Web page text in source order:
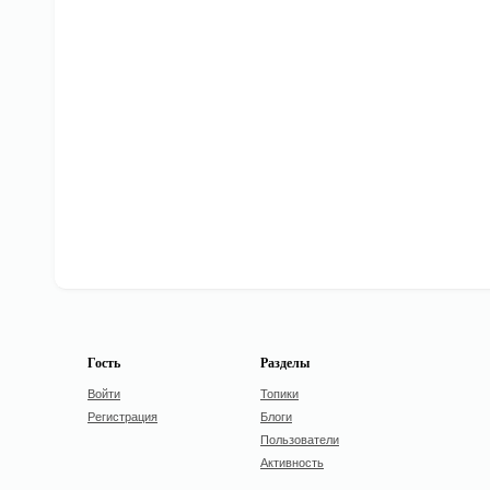
Гость
Войти
Регистрация
Разделы
Топики
Блоги
Пользователи
Активность